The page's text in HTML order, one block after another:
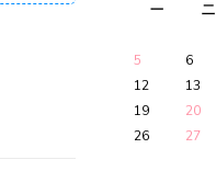
一
二
5
6
12
13
19
20
26
27